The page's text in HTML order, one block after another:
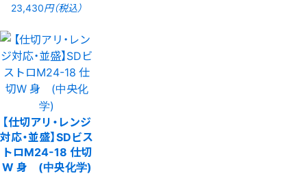
23,430円（税込）
【仕切アリ・レンジ
対応・並盛】SDビス
トロM24-18 仕切
W 身 (中央化学)